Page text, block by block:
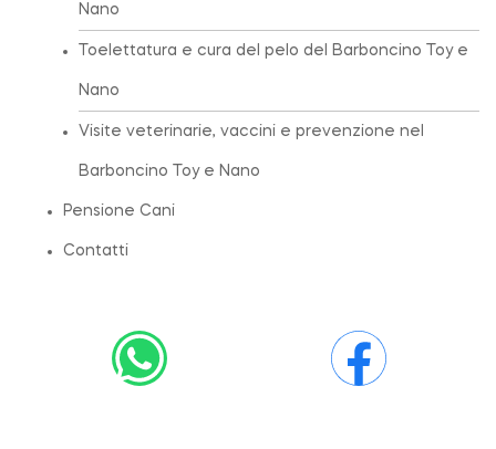
Nano
Toelettatura e cura del pelo del Barboncino Toy e
Nano
Visite veterinarie, vaccini e prevenzione nel
Barboncino Toy e Nano
Pensione Cani
Contatti